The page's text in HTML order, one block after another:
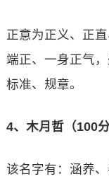
正意为正义、正
端正、一身正气
标准、规章。
4、木月哲（100分
该名字有：涵养